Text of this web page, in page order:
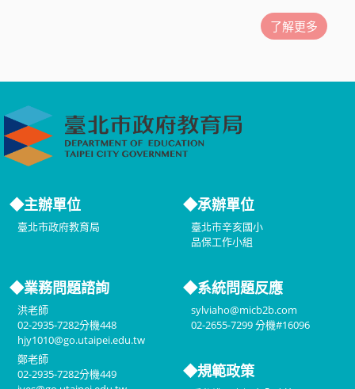
了解更多
◆主辦單位
臺北市政府教育局
◆承辦單位
臺北市辛亥國小
品保工作小組
◆業務問題諮詢
洪老師
02-2935-7282分機448
hjy1010@go.utaipei.edu.tw
鄭老師
02-2935-7282分機449
◆系統問題反應
sylviaho@micb2b.com
02-2655-7299 分機#16096
◆規範政策